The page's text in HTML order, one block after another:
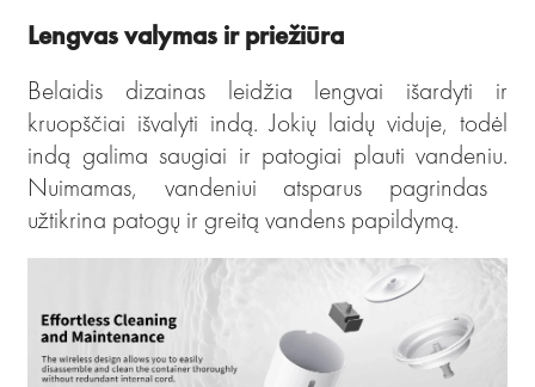
Lengvas valymas ir priežiūra
Belaidis dizainas leidžia lengvai išardyti ir
kruopščiai išvalyti indą. Jokių laidų viduje, todėl
indą galima saugiai ir patogiai plauti vandeniu.
Nuimamas, vandeniui atsparus pagrindas
užtikrina patogų ir greitą vandens papildymą.